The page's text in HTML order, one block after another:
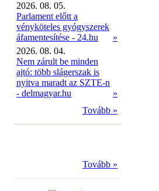
2026. 08. 05.
Parlament előtt a
vényköteles gyógyszerek
áfamentesítése - 24.hu
»
2026. 08. 04.
Nem zárult be minden
ajtó: több slágerszak is
nyitva maradt az SZTE-n
- delmagyar.hu
»
Tovább »
Tovább »